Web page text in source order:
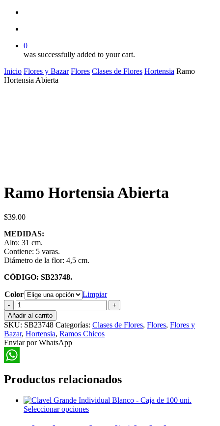
0
was successfully added to your cart.
Inicio Flores y Bazar Flores Clases de Flores Hortensia Ramo
Hortensia Abierta
Ramo Hortensia Abierta
$39.00
MEDIDAS:
Alto: 31 cm.
Contiene: 5 varas.
Diámetro de la flor: 4,5 cm.
CÓDIGO: SB23748.
Color
Limpiar
Ramo
Hortensia
Abierta
cantidad
Añadir al carrito
SKU: SB23748 Categorías: Clases de Flores, Flores, Flores y
Bazar, Hortensia, Ramos Chicos
Enviar por WhatsApp
Productos relacionados
Seleccionar opcionesEste